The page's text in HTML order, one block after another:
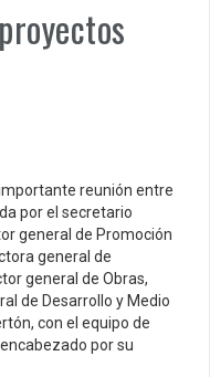
reunión entre
por el secretario
general de Promoción
general de
general de Obras,
de Desarrollo y Medio
con el equipo de
por su